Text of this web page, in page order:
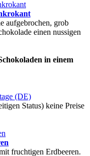
aufgebrochen, grob
einen nussigen
in einem
(DE)
Status) keine Preise
fruchtigen Erdbeeren.